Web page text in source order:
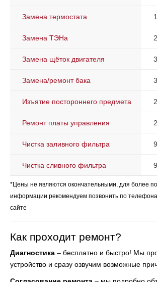
Замена термостата
Замена ТЭНа
Замена щёток двигателя
Замена/ремонт бака
Изъятие постороннего предмета
Ремонт платы управления
Чистка заливного фильтра
Чистка сливного фильтра
*Цены не являются окончательными, для более
информации рекомендуем позвонить по
сайте
Как проходит ремонт?
Диагностика – бесплатно и быстро! Мы
устройство и сразу озвучим возможные